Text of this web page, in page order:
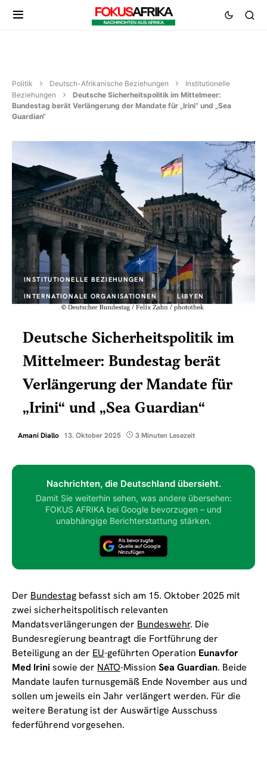
Politik Deutsch-Afrikanische Beziehungen
Institutionelle
Beziehungen
Deutsche Sicherheitspolitik im Mittelmeer:
Bundestag berät Verlängerung der Mandate für „Irini“ und „Sea
Guardian“
INSTITUTIONELLE BEZIEHUNGEN
INTERNATIONALE ORGANISATIONEN
LIBYEN
Deutsche Sicherheitspolitik im
Mittelmeer: Bundestag berät
Verlängerung der Mandate für
„Irini“ und „Sea Guardian“
Amani Diallo 13. Oktober 2025 3 Minuten Lesezeit
Nachrichten, die Deutschland übersieht.
Damit Sie weiterhin sehen, was andere übersehen:
FOKUS AFRIKA bei Google bevorzugen – und
unabhängige Berichterstattung stärken.
Der Bundestag befasst sich am 15. Oktober 2025 mit
zwei sicherheitspolitisch relevanten
Mandatsverlängerungen der Bundeswehr. Die
Bundesregierung beantragt die Fortführung der
Beteiligung an der EU-geführten Operation Eunavfor
Med Irini sowie der NATO-Mission Sea Guardian. Beide
Mandate laufen turnusgemäß Ende November aus und
sollen um jeweils ein Jahr verlängert werden. Für die
weitere Beratung ist der Auswärtige Ausschuss
federführend vorgesehen.